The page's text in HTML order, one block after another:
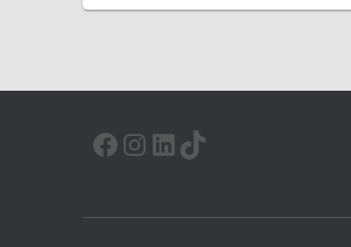
FACEBOOK INSTAGRAM LINKEDIN